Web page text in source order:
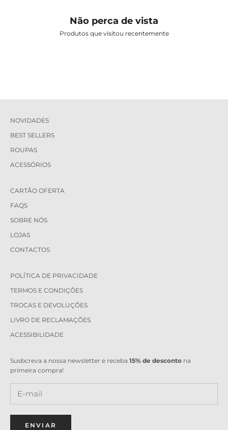
Não perca de vista
Produtos que visitou recentemente
NOVIDADES
BEST SELLERS
ROUPAS
ACESSÓRIOS
CARTÃO OFERTA
FAQS
SOBRE NÓS
LOJAS
CONTACTOS
POLÍTICA DE PRIVACIDADE
TERMOS E CONDIÇÕES
TROCAS E DEVOLUÇÕES
LIVRO DE RECLAMAÇÕES
ACESSIBILIDADE
Susbcreva a nossa newsletter e receba 15% de desconto na
primeira compra!
ENVIAR